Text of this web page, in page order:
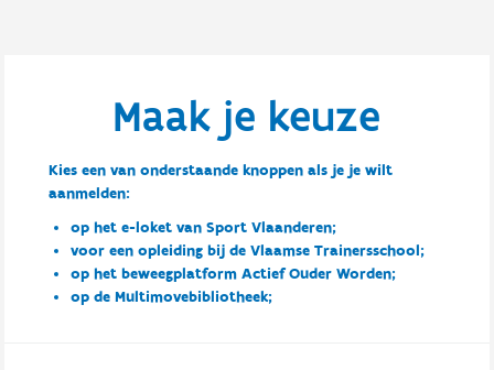
Maak je keuze
Kies een van onderstaande knoppen als je je wilt
aanmelden:
op het e-loket van Sport Vlaanderen;
voor een opleiding bij de Vlaamse Trainersschool;
op het beweegplatform Actief Ouder Worden;
op de Multimovebibliotheek;